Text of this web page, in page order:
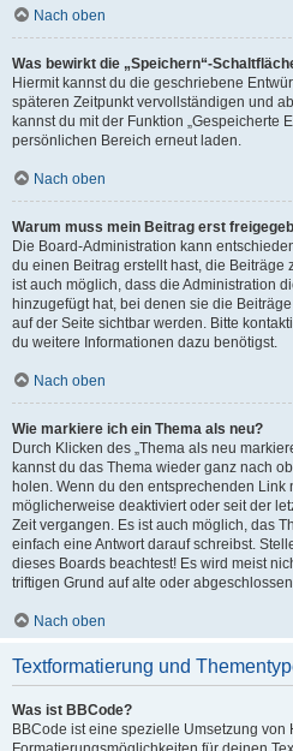
Nach oben
Was bewirkt die „Speichern“-
Hiermit kannst du die geschriebene
späteren Zeitpunkt vervollständigen und
kannst du mit der Funktion „Gespeicherte
persönlichen Bereich erneut laden.
Nach oben
Warum muss mein Beitrag erst
Die Board-Administration kann
du einen Beitrag erstellt hast, die Beiträge
ist auch möglich, dass die Administration
hinzugefügt hat, bei denen sie die
auf der Seite sichtbar werden. Bitte
du weitere Informationen dazu benötigst.
Nach oben
Wie markiere ich ein Thema als neu?
Durch Klicken des „Thema als neu
kannst du das Thema wieder ganz nach
holen. Wenn du den entsprechenden Link
möglicherweise deaktiviert oder seit der
Zeit vergangen. Es ist auch möglich, das
einfach eine Antwort darauf schreibst.
dieses Boards beachtest! Es wird meist
triftigen Grund auf alte oder
Nach oben
Textformatierung und
Was ist BBCode?
BBCode ist eine spezielle Umsetzung von